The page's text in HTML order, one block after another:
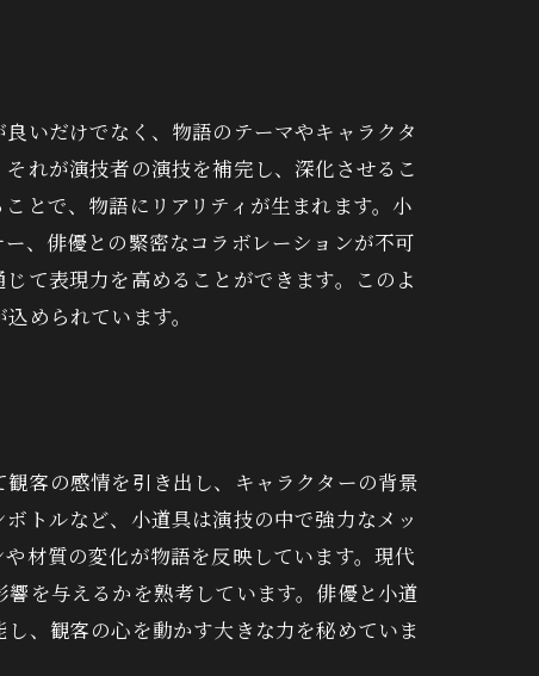
いだけでなく、物語のテーマやキャラクタ
れが演技者の演技を補完し、深化させるこ
とで、物語にリアリティが生まれます。小
、俳優との緊密なコラボレーションが不可
て表現力を高めることができます。このよ
められています。
客の感情を引き出し、キャラクターの背景
トルなど、小道具は演技の中で強力なメッ
材質の変化が物語を反映しています。現代
を与えるかを熟考しています。俳優と小道
、観客の心を動かす大きな力を秘めていま